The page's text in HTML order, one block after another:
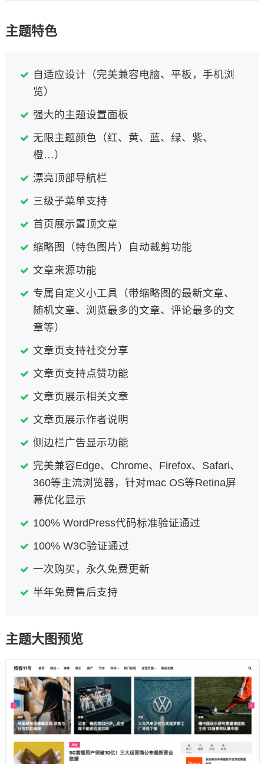
主题特色
自适应设计（完美兼容电脑、平板，手机浏
览）
强大的主题设置面板
无限主题颜色（红、黄、蓝、绿、紫、
橙…）
漂亮顶部导航栏
三级子菜单支持
首页展示置顶文章
缩略图（特色图片）自动裁剪功能
文章来源功能
专属自定义小工具（带缩略图的最新文章、
随机文章、浏览最多的文章、评论最多的文
章等）
文章页支持社交分享
文章页支持点赞功能
文章页展示相关文章
文章页展示作者说明
侧边栏广告显示功能
完美兼容Edge、Chrome、Firefox、Safari、
360等主流浏览器，针对mac OS等Retina屏
幕优化显示
100% WordPress代码标准验证通过
100% W3C验证通过
一次购买，永久免费更新
半年免费售后支持
主题大图预览